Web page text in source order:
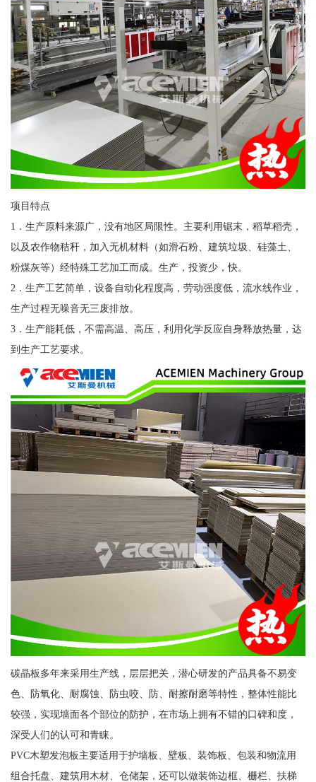
项目特点
1．生产原料来源广，没有地区局限性。主要利用锯末，稻草稻壳，
以及农作物秸秆，加入无机材料（如滑石粉、建筑垃圾、硅藻土、
粉煤灰等）经特殊工艺加工而成。生产，投资少，快。
2．生产工艺简单，设备自动化程度高，劳动强度低，流水线作业，
生产过程无噪音无三废排放。
3．生产能耗低，不需高温、高压，利用化学反应自身释放热量，达
到生产工艺要求。
碳晶板多年来采用生产线，层层把关，潜心研发的产品具备不易变
色、防氧化、耐腐蚀、防虫咬、防、耐擦耐磨等特性，整体性能比
较强，实现墙面各个部位的防护，在市场上拥有不错的口碑和度，
深受人们的认可和青睐。
PVC木塑发泡板主要适用于护墙板、壁板、装饰板、包装和物流用
组合托盘、建筑用木材、仓储架，还可以做装饰边框、栅栏、扶梯